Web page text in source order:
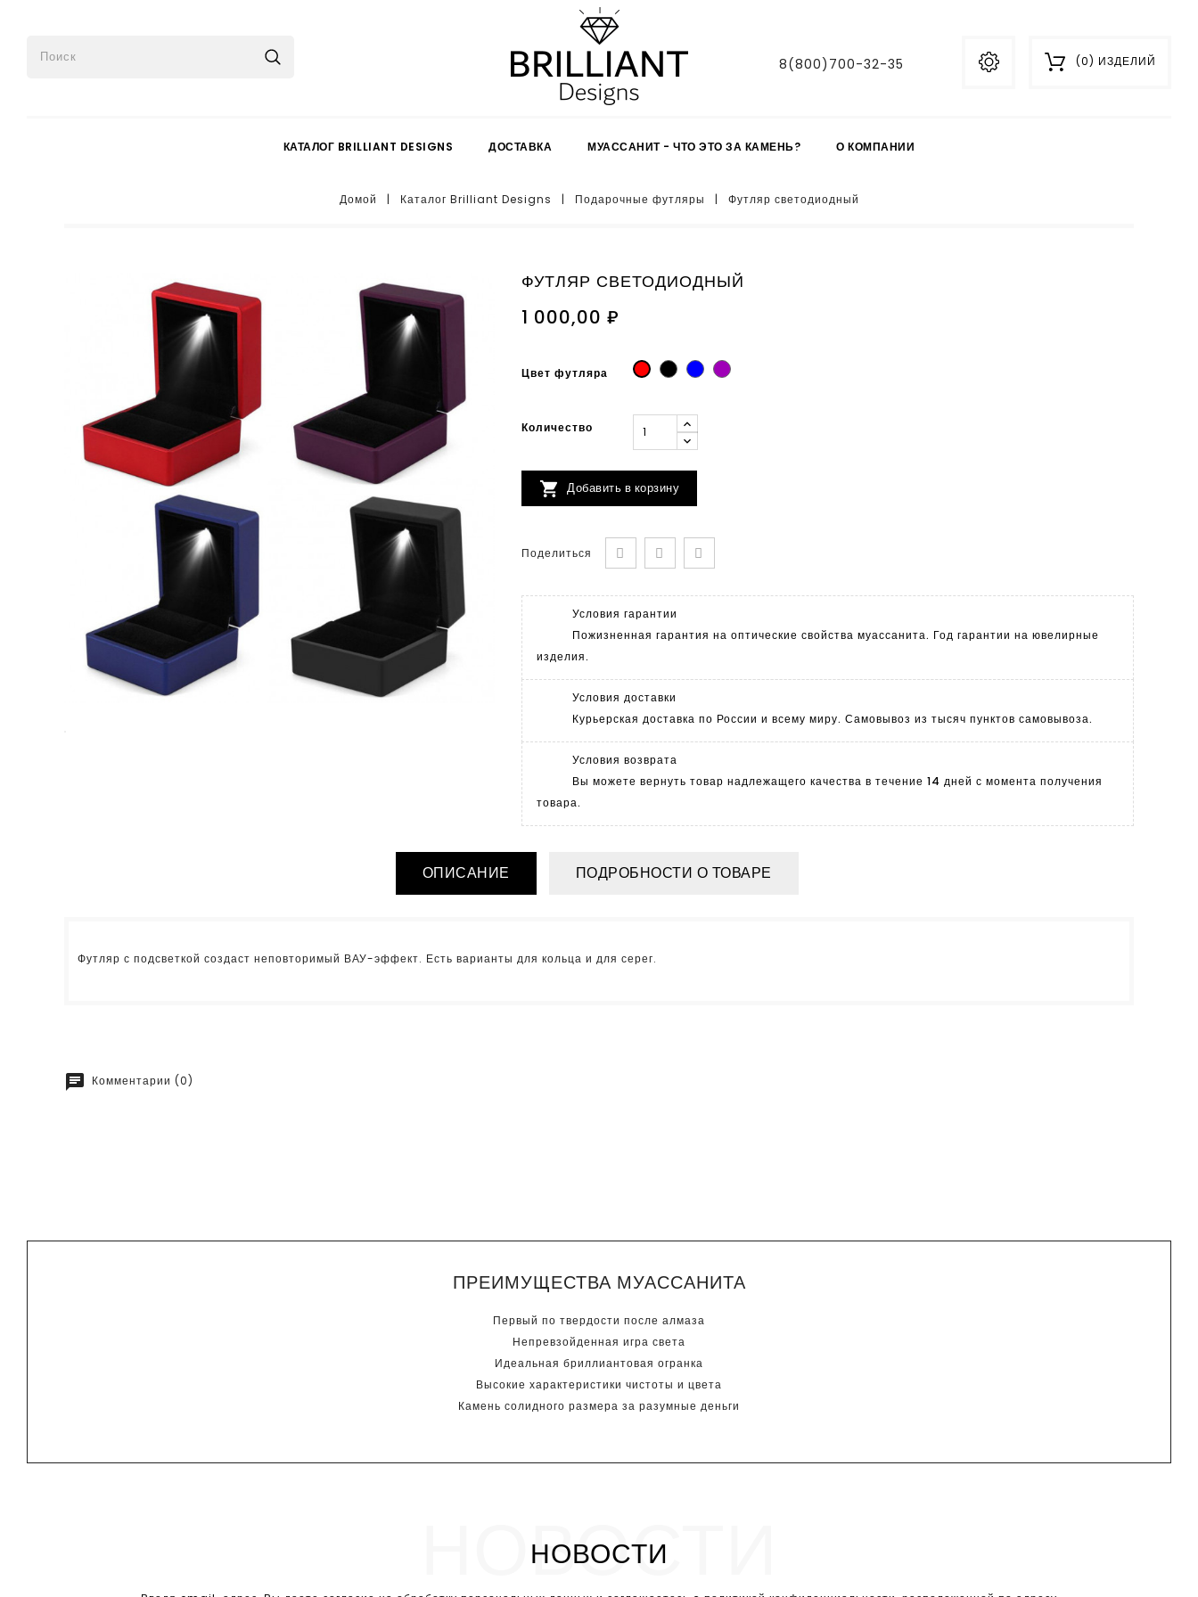
(0) ИЗДЕЛИЙ
8(800)700-32-35
КАТАЛОГ BRILLIANT DESIGNS ДОСТАВКА МУАССАНИТ - ЧТО ЭТО ЗА КАМЕНЬ? О КОМПАНИИ
Домой Каталог Brilliant Designs Подарочные футляры Футляр светодиодный
ФУТЛЯР СВЕТОДИОДНЫЙ
1 000,00 ₽
Цвет футляра красныйчёрный
синийфиолетовый
Количество
 Добавить в корзину
Поделиться
Условия гарантии
Пожизненная гарантия на оптические свойства муассанита. Год гарантии на ювелирные
изделия.
Условия доставки
Курьерская доставка по России и всему миру. Самовывоз из тысяч пунктов самовывоза.
Условия возврата
Вы можете вернуть товар надлежащего качества в течение 14 дней с момента получения
товара.
ОПИСАНИЕ ПОДРОБНОСТИ О ТОВАРЕ
Футляр с подсветкой создаст неповторимый ВАУ-эффект. Есть варианты для кольца и для серег.
chat Комментарии (0)
ПРЕИМУЩЕСТВА МУАССАНИТА
Первый по твердости после алмаза
Непревзойденная игра света
Идеальная бриллиантовая огранка
Высокие характеристики чистоты и цвета
Камень солидного размера за разумные деньги
НОВОСТИ
НОВОСТИ